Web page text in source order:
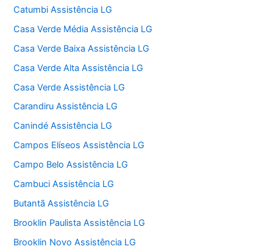
Catumbi Assistência LG
Casa Verde Média Assistência LG
Casa Verde Baixa Assistência LG
Casa Verde Alta Assistência LG
Casa Verde Assistência LG
Carandiru Assistência LG
Canindé Assistência LG
Campos Elíseos Assistência LG
Campo Belo Assistência LG
Cambuci Assistência LG
Butantã Assistência LG
Brooklin Paulista Assistência LG
Brooklin Novo Assistência LG